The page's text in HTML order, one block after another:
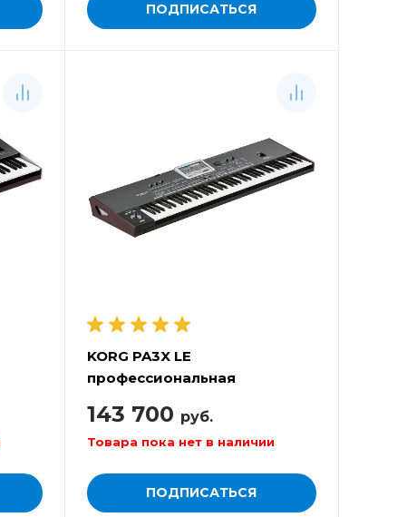
ПОДПИСАТЬСЯ
KORG PA3X LE
профессиональная
143 700 руб.
Товара пока нет в наличии
ПОДПИСАТЬСЯ